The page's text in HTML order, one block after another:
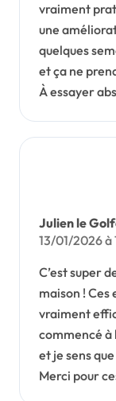
vraiment
une
quelques
et ça ne
À essayer
Julien le
13/01/2026 à
C’est super
maison ! Ces
vraiment
commencé à
et je sens
Merci pour